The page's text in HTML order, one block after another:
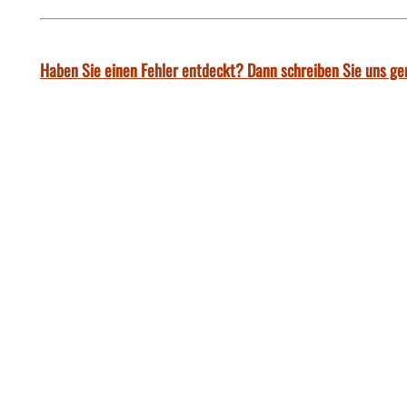
Haben Sie einen Fehler entdeckt? Dann schreiben Sie uns